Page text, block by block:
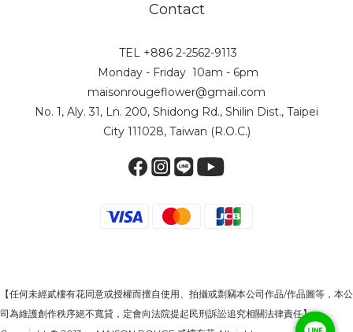
Contact
TEL +886 2-2562-9113
Monday - Friday 10am - 6pm
maisonrougeflower@gmail.com
No. 1, Aly. 31, Ln. 200, Shidong Rd., Shilin Dist., Taipei
City 111028, Taiwan (R.O.C.)
【任何未經貳樓有花同意或授權而擅自使用、拍攝或剽竊本公司作品/作品圖等，本公
司為維護創作秩序絕不寬貸，定會向法院提起民刑訴訟追究相關法律責任】